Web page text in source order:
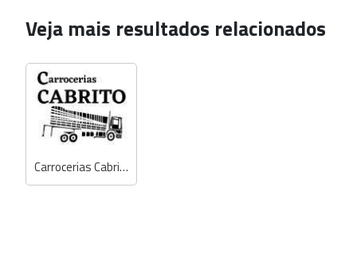
Veja mais resultados relacionados
Carrocerias Cabrito